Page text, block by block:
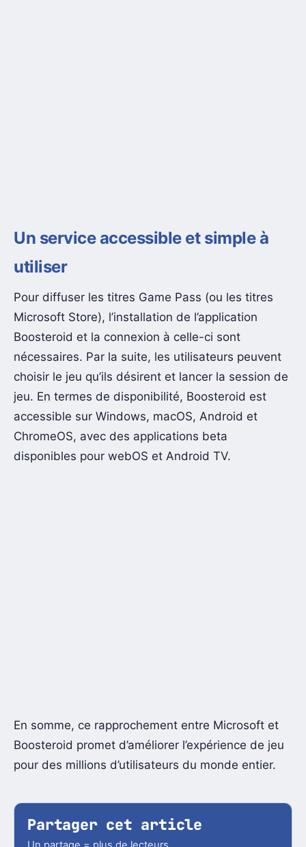
Un service accessible et simple à
utiliser
Pour diffuser les titres Game Pass (ou les titres
Microsoft Store), l’installation de l’application
Boosteroid et la connexion à celle-ci sont
nécessaires. Par la suite, les utilisateurs peuvent
choisir le jeu qu’ils désirent et lancer la session de
jeu. En termes de disponibilité, Boosteroid est
accessible sur Windows, macOS, Android et
ChromeOS, avec des applications beta
disponibles pour webOS et Android TV.
En somme, ce rapprochement entre Microsoft et
Boosteroid promet d’améliorer l’expérience de jeu
pour des millions d’utilisateurs du monde entier.
Partager cet article